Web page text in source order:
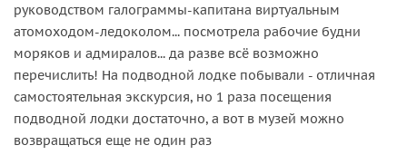
руководством галограммы-капитана виртуальным
атомоходом-ледоколом... посмотрела рабочие будни
моряков и адмиралов... да разве всё возможно
перечислить! На подводной лодке побывали - отличная
самостоятельная экскурсия, но 1 раза посещения
подводной лодки достаточно, а вот в музей можно
возвращаться еще не один раз